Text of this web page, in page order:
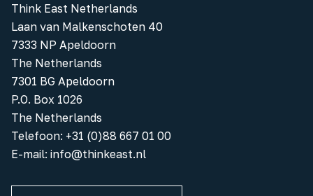
Think East Netherlands
Laan van Malkenschoten 40
7333 NP Apeldoorn
The Netherlands
7301 BG Apeldoorn
P.O. Box 1026
The Netherlands
Telefoon: +31 (0)88 667 01 00
E-mail: info@thinkeast.nl